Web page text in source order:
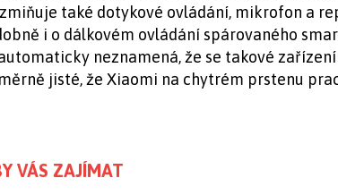
také dotykové ovládání, mikrofon a
i o dálkovém ovládání spárovaného
neznamená, že se takové
jisté, že Xiaomi na chytrém prstenu
VÁS ZAJÍMAT